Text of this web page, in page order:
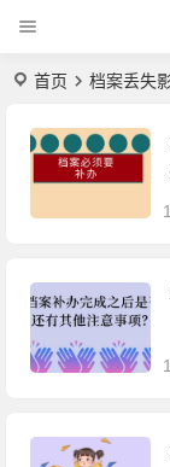
首页 档案丢失